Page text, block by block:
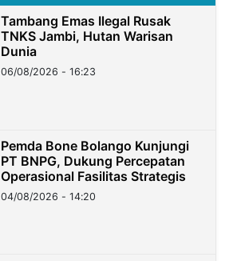
Tambang Emas Ilegal Rusak
TNKS Jambi, Hutan Warisan
Dunia
06/08/2026 - 16:23
Pemda Bone Bolango Kunjungi
PT BNPG, Dukung Percepatan
Operasional Fasilitas Strategis
04/08/2026 - 14:20